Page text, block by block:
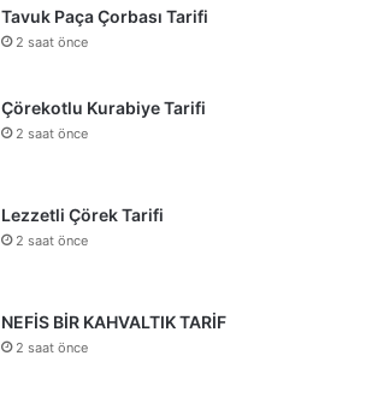
Tavuk Paça Çorbası Tarifi
2 saat önce
Çörekotlu Kurabiye Tarifi
2 saat önce
Lezzetli Çörek Tarifi
2 saat önce
NEFİS BİR KAHVALTIK TARİF
2 saat önce